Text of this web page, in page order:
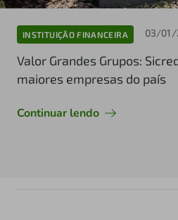
INSTITUIÇÃO FINANCEIRA 03/01/
Valor Grandes Grupos:
maiores empresas do país
Continuar lendo